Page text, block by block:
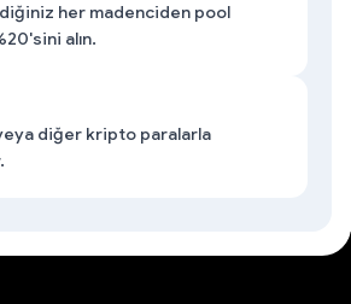
her madenciden pool
alın.
diğer kripto paralarla